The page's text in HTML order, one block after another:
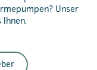
Unser
Ihnen.